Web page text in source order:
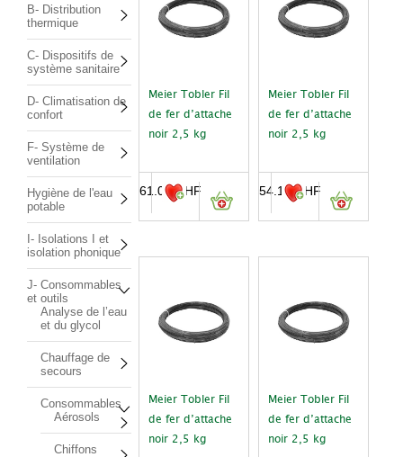
B- Distribution
thermique
C- Dispositifs de
système sanitaire
D- Climatisation de
confort
F- Système de
ventilation
Hygiène de l'eau
potable
I- Isolations I et
isolation phonique
J- Consommables
et outils
Analyse de l’eau
et du glycol
Chauffage de
secours
Consommables
Aérosols
Chiffons
Meier Tobler Fil
de fer d’attache
noir 2,5 kg
61.00CHF
Meier Tobler Fil
de fer d’attache
noir 2,5 kg
54.10CHF
Meier Tobler Fil
de fer d’attache
noir 2,5 kg
Meier Tobler Fil
de fer d’attache
noir 2,5 kg